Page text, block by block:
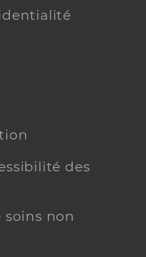
des
soins non